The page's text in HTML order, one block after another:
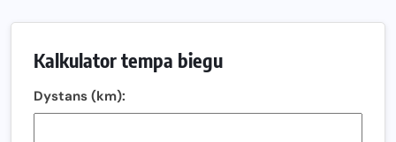
Ostatnie wolne miejsca na jubileuszowy Bieg
Fabrykanta. Organizatorzy odkrywają trasę dzień po
Kalkulator tempa biegu
Dystans (km):